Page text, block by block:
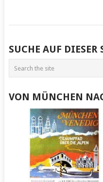
POSTS
NAVIGATION
SUCHE AUF DIESER
VON MÜNCHEN